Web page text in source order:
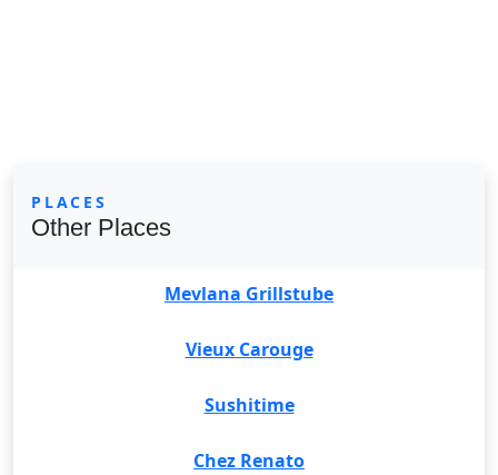
PLACES
Other Places
Mevlana Grillstube
Vieux Carouge
Sushitime
Chez Renato